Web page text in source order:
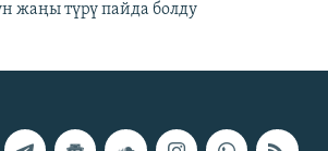
жаңы түрү пайда болду